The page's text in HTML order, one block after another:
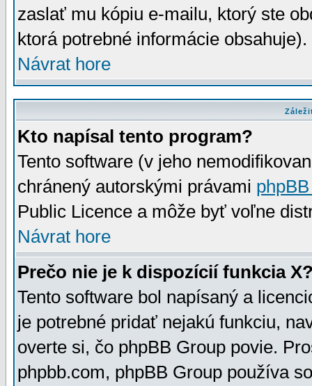
zaslať mu kópiu e-mailu, ktorý ste
ktorá potrebné informácie
Návrat hore
Kto napísal tento program?
Tento software (v jeho
chránený autorskými právami
Public Licence a môže byť voľne
Návrat hore
Prečo nie je k dispozícií funkcia
Tento software bol napísaný a
je potrebné pridať nejakú funkciu,
overte si, čo phpBB Group povie.
phpbb.com, phpBB Group používa